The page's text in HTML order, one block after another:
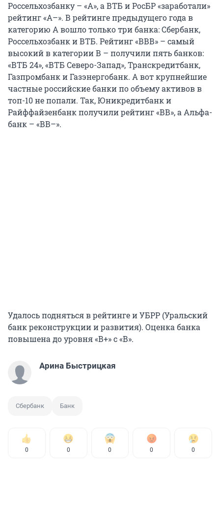
Россельхозбанку – «А», а ВТБ и РосБР «заработали»
рейтинг «А–». В рейтинге предыдущего года в
категорию А вошло только три банка: Сбербанк,
Россельхозбанк и ВТБ. Рейтинг «ВВВ» – самый
высокий в категории В – получили пять банков:
«ВТБ 24», «ВТБ Северо-Запад», Транскредитбанк,
Газпромбанк и Газэнергобанк. А вот крупнейшие
частные российские банки по объему активов в
топ-10 не попали. Так, Юникредитбанк и
Райффайзенбанк получили рейтинг «ВВ», а Альфа-
банк – «ВВ–».
Удалось подняться в рейтинге и УБРР (Уральский
банк реконструкции и развития). Оценка банка
повышена до уровня «В+» с «В».
Арина Быстрицкая
Сбербанк Банк
0 0 0 0 0